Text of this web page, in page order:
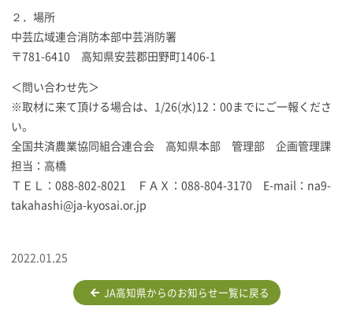
２．場所
中芸広域連合消防本部中芸消防署
〒781-6410 高知県安芸郡田野町1406-1
＜問い合わせ先＞
※取材に来て頂ける場合は、1/26(水)12：00までにご一報くださ
い。
全国共済農業協同組合連合会 高知県本部 管理部 企画管理課
担当：高橋
ＴＥＬ：088-802-8021 ＦＡＸ：088-804-3170 E-mail：na9-
takahashi@ja-kyosai.or.jp
2022.01.25
JA高知県からのお知らせ一覧に戻る